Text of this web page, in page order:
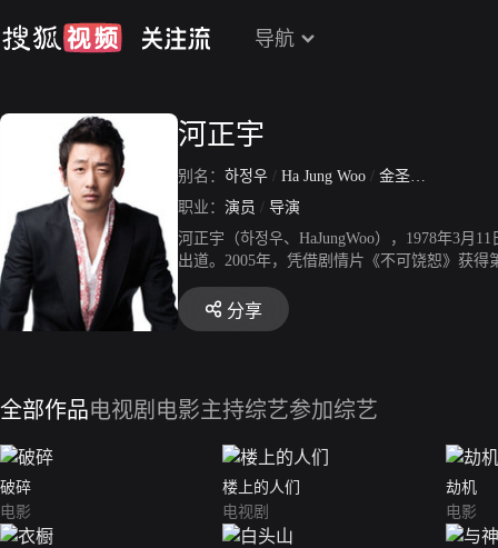
导航
河正宇
别名： 하정우 / Ha Jung Woo / 金圣勋（김성훈）
职业： 演员 / 导演
河正宇（하정우、HaJungWoo），1978年3月
出道。2005年，凭借剧情片《不可饶恕》获
者》，凭借该片获得第11届亚洲影评人协会
艺术大赏电影部门最佳男演员奖。2010年，
3年，主演动作片《柏林》，凭借该片获得第
分享
全部作品电视剧 电影主持综艺参加综艺
破碎
电影
楼上的人们
电视剧
劫机
电影